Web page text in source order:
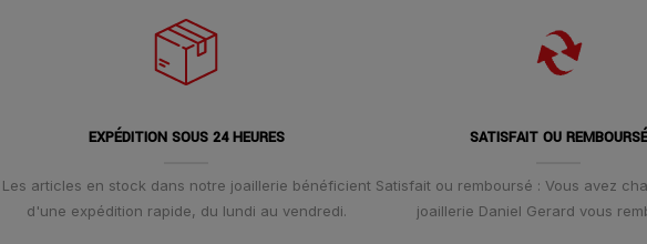
EXPÉDITION SOUS 24 HEURES
Les articles en stock dans notre joaillerie bénéficient
d'une expédition rapide, du lundi au vendredi.
SATISFAIT OU REMBOURSÉ
Satisfait ou remboursé : Vous avez
joaillerie Daniel Gerard vous